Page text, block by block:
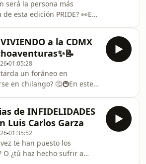
las historias que han
los seguidores para debatir
merece aplausos… y
ser lo
afectiva,
será la persona más
esta edición PRIDE? 👀En
para descubrir quién
o más migajas en el
para reír,
y, tal vez, cuestionar
tus propias decisiones
🤭💖 Cuéntanos en los
¿qué es lo más migajero
por amor
a la CDMX
01:05:28
un foráneo en
en chilango? 🤔🚇En este
una de las experiencias
divertidas y
llegar a vivir a la
perderse en el
público hasta descubrir
de INFIDELIDADES
Luis Carlos Garza
01:35:52
te han puesto los
O ¿tú haz hecho sufrir a